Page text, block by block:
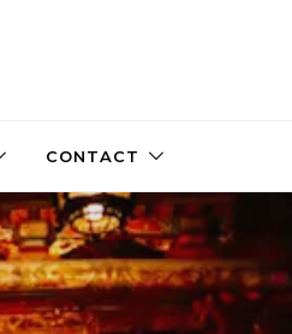
CONTACT